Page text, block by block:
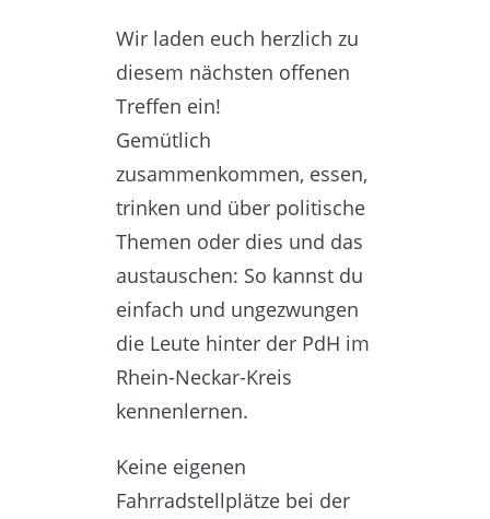
Wir laden euch herzlich zu
diesem nächsten offenen
Treffen ein!
Gemütlich
zusammenkommen, essen,
trinken und über politische
Themen oder dies und das
austauschen: So kannst du
einfach und ungezwungen
die Leute hinter der PdH im
Rhein-Neckar-Kreis
kennenlernen.
Keine eigenen
Fahrradstellplätze bei der